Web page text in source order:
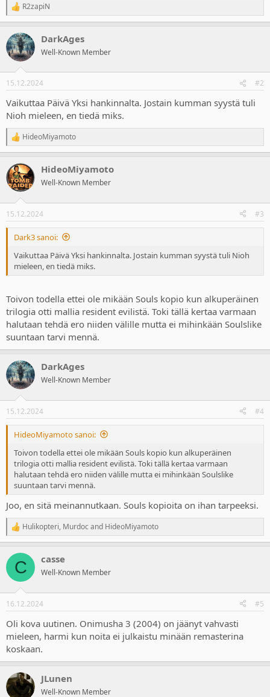
R
e
c
t
i
s
R2zapiN
DarkAges
Well-Known Member
15.12.2024 #2
Vaikuttaa Päivä Yksi hankinnalta. Jostain kumman syystä tuli
Nioh mieleen, en tiedä miks.
R
e
c
t
i
s
:
HideoMiyamoto
HideoMiyamoto
Well-Known Member
15.12.2024 #3
Dark3 sanoi:
Vaikuttaa Päivä Yksi hankinnalta. Jostain kumman syystä tuli Nioh
mieleen, en tiedä miks.
Toivon todella ettei ole mikään Souls kopio kun alkuperäinen
trilogia otti mallia resident evilistä. Toki tällä kertaa varmaan
halutaan tehdä ero niiden välille mutta ei mihinkään Soulslike
suuntaan tarvi mennä.
DarkAges
Well-Known Member
15.12.2024 #4
HideoMiyamoto sanoi:
Toivon todella ettei ole mikään Souls kopio kun alkuperäinen
trilogia otti mallia resident evilistä. Toki tällä kertaa varmaan
halutaan tehdä ero niiden välille mutta ei mihinkään Soulslike
suuntaan tarvi mennä.
Joo, en sitä meinannutkaan. Souls kopioita on ihan tarpeeksi.
R
e
c
i
s
Hulikopteri, Murdocand HideoMiyamoto
C casse
Well-Known Member
16.12.2024 #5
Oli kova uutinen. Onimusha 3 (2004) on jäänyt vahvasti
mieleen, harmi kun noita ei julkaistu minään remasterina
koskaan.
JLunen
Well-Known Member